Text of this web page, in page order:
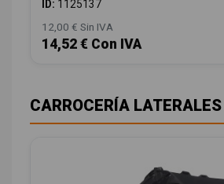
ID: 1125137
12,00 € Sin IVA
14,52 € Con IVA
CARROCERÍA LATERALES